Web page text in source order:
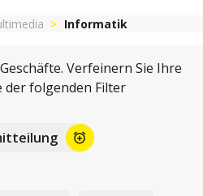
Informatik
Verfeinern Sie Ihre
der folgenden Filter
alarm_add